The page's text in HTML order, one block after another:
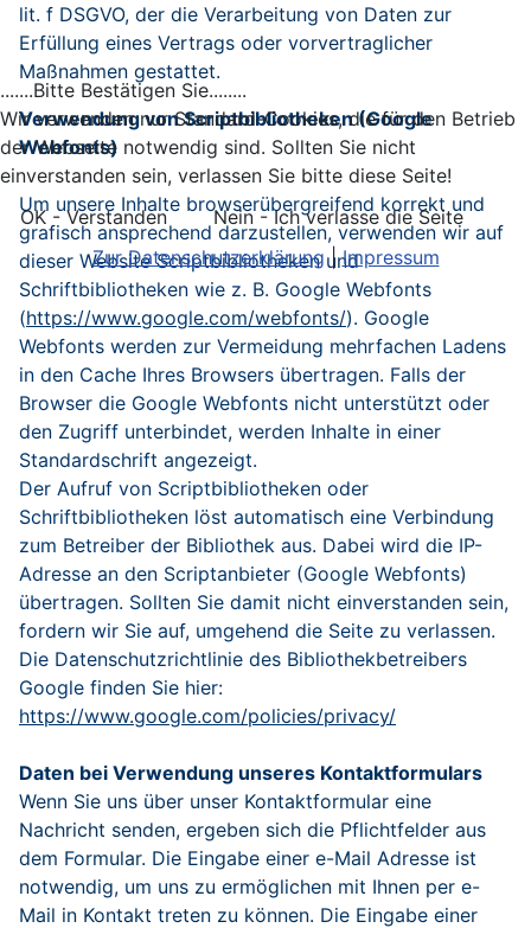
lit. f DSGVO, der die Verarbeitung von Daten zur
Erfüllung eines Vertrags oder vorvertraglicher
Maßnahmen gestattet.
Verwendung von Scriptbibliotheken (Google
Webfonts)
Um unsere Inhalte browserübergreifend korrekt und
grafisch ansprechend darzustellen, verwenden wir auf
dieser Website Scriptbibliotheken und
Schriftbibliotheken wie z. B. Google Webfonts
(https://www.google.com/webfonts/). Google
Webfonts werden zur Vermeidung mehrfachen Ladens
in den Cache Ihres Browsers übertragen. Falls der
Browser die Google Webfonts nicht unterstützt oder
den Zugriff unterbindet, werden Inhalte in einer
Standardschrift angezeigt.
Der Aufruf von Scriptbibliotheken oder
Schriftbibliotheken löst automatisch eine Verbindung
zum Betreiber der Bibliothek aus. Dabei wird die IP-
Adresse an den Scriptanbieter (Google Webfonts)
übertragen. Sollten Sie damit nicht einverstanden sein,
fordern wir Sie auf, umgehend die Seite zu verlassen.
Die Datenschutzrichtlinie des Bibliothekbetreibers
Google finden Sie hier:
https://www.google.com/policies/privacy/
Daten bei Verwendung unseres Kontaktformulars
Wenn Sie uns über unser Kontaktformular eine
Nachricht senden, ergeben sich die Pflichtfelder aus
dem Formular. Die Eingabe einer e-Mail Adresse ist
notwendig, um uns zu ermöglichen mit Ihnen per e-
Mail in Kontakt treten zu können. Die Eingabe einer
.......Bitte Bestätigen Sie........
Wir verwenden nur Standard-Cookies, die für den Betrieb
der Webseite notwendig sind. Sollten Sie nicht
einverstanden sein, verlassen Sie bitte diese Seite!
OK - Verstanden
Nein - Ich verlasse die Seite
Zur Datenschutzerklärung|Impressum